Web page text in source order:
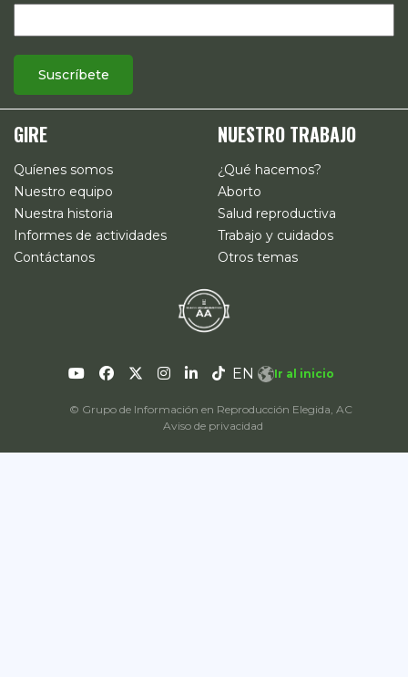
GIRE
Quíenes somos
Nuestro equipo
Nuestra historia
Informes de actividades
Contáctanos
NUESTRO TRABAJO
¿Qué hacemos?
Aborto
Salud reproductiva
Trabajo y cuidados
Otros temas
© Grupo de Información en Reproducción Elegida, AC
Aviso de privacidad
EN Ir al inicio